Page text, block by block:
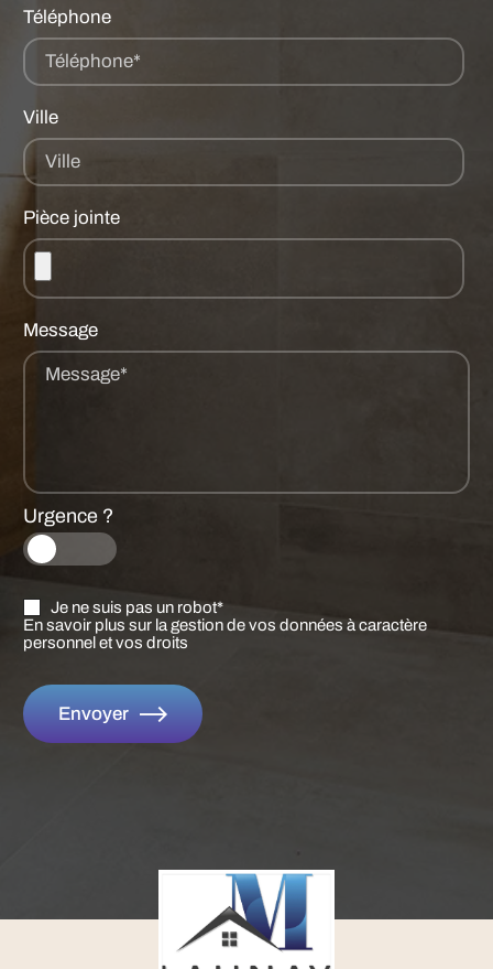
Téléphone
Téléphone*
Ville
Ville
Pièce jointe
Message
Message*
Urgence ?
Je ne suis pas un robot*
En savoir plus sur la gestion de vos données à caractère
personnel et vos droits
Envoyer